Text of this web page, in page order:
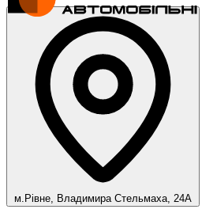
м.Рівне, Владимира Стельмаха, 24А